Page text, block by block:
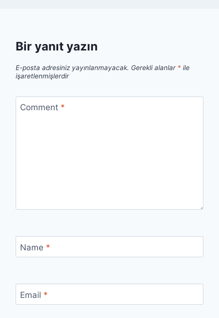
Bir yanıt yazın
E-posta adresiniz yayınlanmayacak. Gerekli alanlar * ile
işaretlenmişlerdir
Comment *
Name *
Email *